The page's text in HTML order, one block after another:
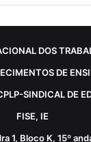
DOS
DE
SINDICAL DE
FISE, IE
1, Bloco K, 15º